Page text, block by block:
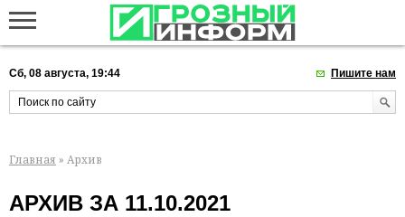
Сб, 08 августа, 19:44 Пишите нам
Главная » Архив
АРХИВ ЗА 11.10.2021